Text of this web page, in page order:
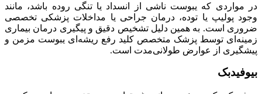
در مواردی که یبوست ناشی از انسداد یا تنگی روده باشد، مانند
وجود پولیپ یا توده، درمان جراحی یا مداخلات پزشکی تخصصی
ضروری است. به همین دلیل تشخیص دقیق و پیگیری درمان بیماری
زمینه‌ای توسط پزشک متخصص کلید رفع ریشه‌ای یبوست مزمن و
پیشگیری از عوارض طولانی‌مدت است.
بیوفیدبک